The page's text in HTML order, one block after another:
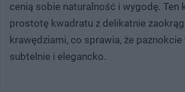
cenią sobie naturalność i wygodę. Ten
prostotę kwadratu z delikatnie
krawędziami, co sprawia, że
subtelnie i elegancko.